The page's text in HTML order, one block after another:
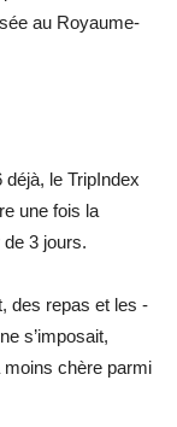
au Royaume-
le TripIndex
une fois la
3 jours.
des repas et les
s’imposait,
chère parmi